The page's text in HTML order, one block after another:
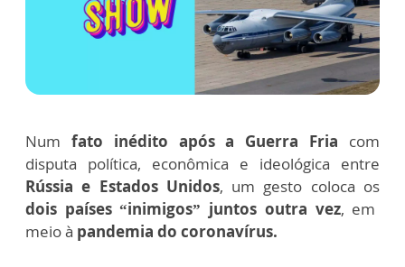
Num fato inédito após a Guerra Fria com
disputa política, econômica e ideológica entre
Rússia e Estados Unidos, um gesto coloca os
dois países “inimigos” juntos outra vez, em
meio à pandemia do coronavírus.